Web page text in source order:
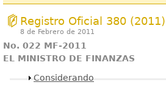
Registro Oficial 380 (2011)
8 de Febrero de 2011
No. 022 MF-2011
EL MINISTRO DE FINANZAS
Mostrar
Considerando